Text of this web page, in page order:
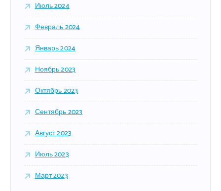
Июль 2024
Февраль 2024
Январь 2024
Ноябрь 2023
Октябрь 2023
Сентябрь 2023
Август 2023
Июль 2023
Март 2023